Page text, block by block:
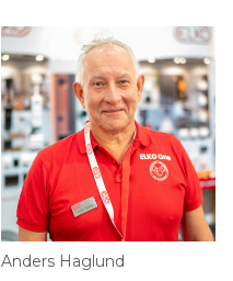
Anders Haglund